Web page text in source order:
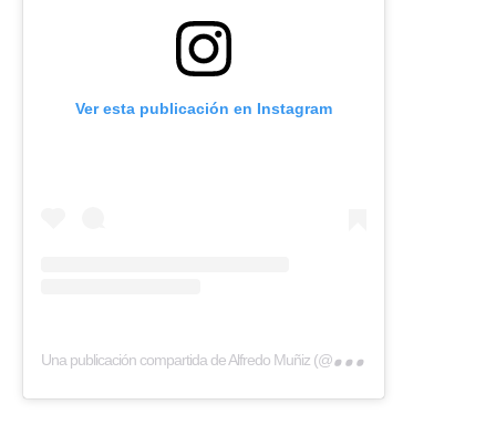
Ver esta publicación en Instagram
Una
publicación compartida de Alfredo Muñiz (@eltestamentodelgallo)